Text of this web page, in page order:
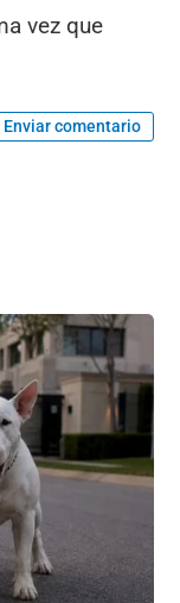
vez que
Enviar comentario